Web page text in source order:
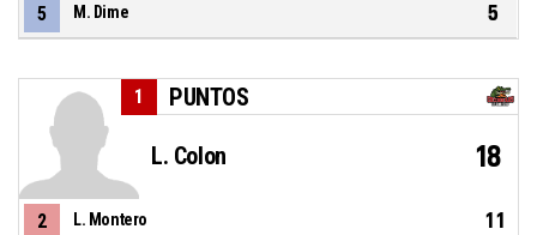
5 M. Dime 5
PUNTOS
1
L. Colon 18
2 L. Montero 11